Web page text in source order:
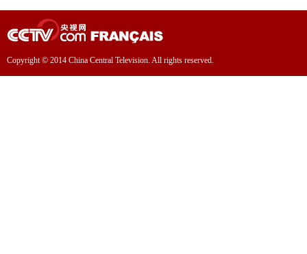
Copyright © 2014 China Central Television. All rights reserved.